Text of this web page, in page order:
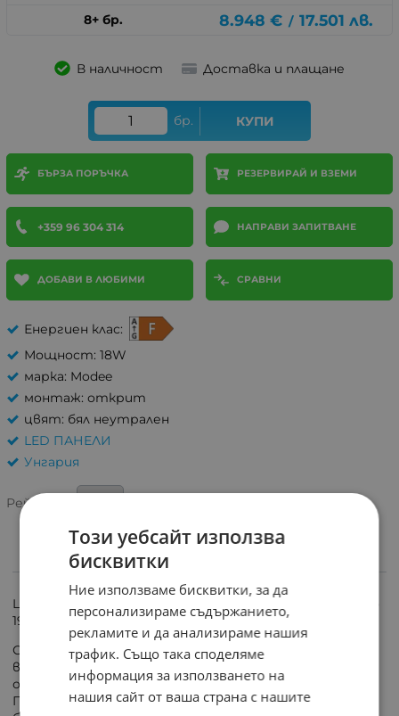
8+ бр. 8.948 € / 17.501 лв.
В наличност Доставка и плащане
бр. КУПИ
БЪРЗА ПОРЪЧКА РЕЗЕРВИРАЙ И ВЗЕМИ
+359 96 304 314 НАПРАВИ ЗАПИТВАНЕ
ДОБАВИ В ЛЮБИМИ СРАВНИ
Енергиен клас:
Мощност: 18W
марка: Modee
монтаж: открит
цвят: бял неутрален
LED ПАНЕЛИ
Унгария
Рейтинг:
ИНФОРМАЦИЯ
LED плафон за таван за повърхностен монтаж, бял, ф
195 мм, 18 W, 4000K, 1820lm, IP65, PIR сензор.
Светодиоден плафон с вграден PIR сензор който се
включва и изключва при засечено движение в
обхват до 5 метра и сензор за осветеност.
Подходяща за осветление на коридори, стълбища и
Този уебсайт използва
бисквитки
Ние използваме бисквитки, за да
персонализираме съдържанието,
рекламите и да анализираме нашия
трафик. Също така споделяме
информация за използването на
нашия сайт от ваша страна с нашите